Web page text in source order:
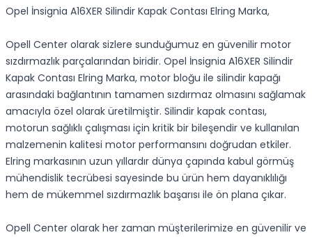
Opel İnsignia A16XER Silindir Kapak Contası Elring Marka,
Opell Center olarak sizlere sunduğumuz en güvenilir motor
sızdırmazlık parçalarından biridir. Opel İnsignia A16XER Silindir
Kapak Contası Elring Marka, motor bloğu ile silindir kapağı
arasındaki bağlantının tamamen sızdırmaz olmasını sağlamak
amacıyla özel olarak üretilmiştir. Silindir kapak contası,
motorun sağlıklı çalışması için kritik bir bileşendir ve kullanılan
malzemenin kalitesi motor performansını doğrudan etkiler.
Elring markasının uzun yıllardır dünya çapında kabul görmüş
mühendislik tecrübesi sayesinde bu ürün hem dayanıklılığı
hem de mükemmel sızdırmazlık başarısı ile ön plana çıkar.
Opell Center olarak her zaman müşterilerimize en güvenilir ve